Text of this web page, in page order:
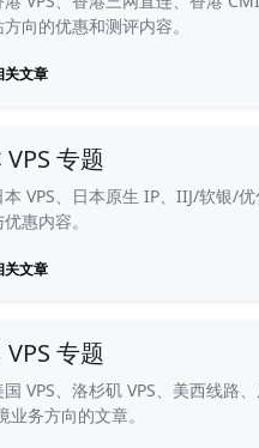
向的优惠和测评内容。
关文章
VPS 专题
VPS、日本原生 IP、IIJ/软银/
惠内容。
关文章
VPS 专题
VPS、洛杉矶 VPS、美西线路
业务方向的文章。